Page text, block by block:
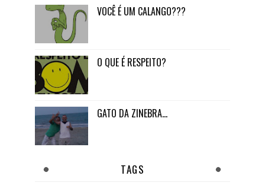
VOCÊ É UM CALANGO???
O QUE É RESPEITO?
GATO DA ZINEBRA...
TAGS